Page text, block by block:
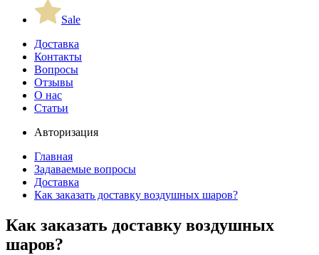
Sale
Доставка
Контакты
Вопросы
Отзывы
О нас
Статьи
Авторизация
Главная
Задаваемые вопросы
Доставка
Как заказать доставку воздушных шаров?
Как заказать доставку воздушных
шаров?